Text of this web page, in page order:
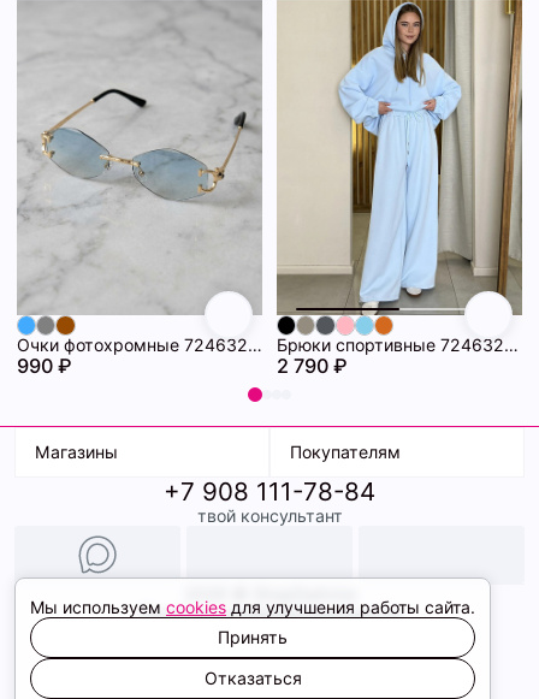
Очки фотохромные 72463296\20
990 ₽
Брюки спортивные 72463281\474
2 790 ₽
Магазины
ТК Терминал
ТРК Континент
Покупателям
Доставка
Условия оплаты
Образы
+7 908 111-78-84
твой консультант
Политика конфиденциальности
Соглашение cookie
Сайт создали
Мы используем cookies для улучшения работы сайта.
Принять
Отказаться